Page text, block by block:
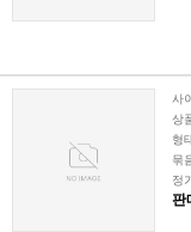
사
상
형
묶
정
판